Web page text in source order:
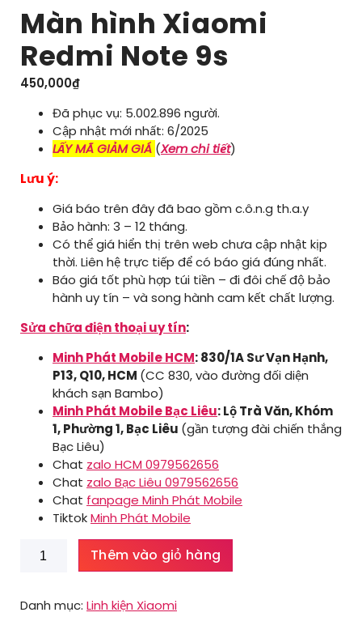
Màn hình Xiaomi
Redmi Note 9s
450,000₫
Đã phục vụ: 5.002.896 người.
Cập nhật mới nhất: 6/2025
LẤY MÃ GIẢM GIÁ (Xem chi tiết)
Lưu ý:
Giá báo trên đây đã bao gồm c.ô.n.g th.a.y
Bảo hành: 3 – 12 tháng.
Có thể giá hiển thị trên web chưa cập nhật kịp
thời. Liên hệ trực tiếp để có báo giá đúng nhất.
Báo giá tốt phù hợp túi tiền – đi đôi chế độ bảo
hành uy tín – và song hành cam kết chất lượng.
Sửa chữa điện thoại uy tín:
Minh Phát Mobile HCM: 830/1A Sư Vạn Hạnh,
P13, Q10, HCM (CC 830, vào đường đối diện
khách sạn Bambo)
Minh Phát Mobile Bạc Liêu: Lộ Trà Văn, Khóm
1, Phường 1, Bạc Liêu (gần tượng đài chiến thắng
Bạc Liêu)
Chat zalo HCM 0979562656
Chat zalo Bạc Liêu 0979562656
Chat fanpage Minh Phát Mobile
TiktokMinh Phát Mobile
Màn
hình
Redmi
Thêm vào giỏ hàng
Danh mục: Linh kiện Xiaomi